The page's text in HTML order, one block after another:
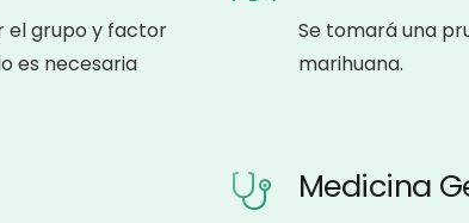
el grupo y factor
es necesaria
Se tomará una
marihuana.
Medicina